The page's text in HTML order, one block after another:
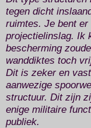
tegen dicht
ruimtes. Je bent
projectielinslag. Ik
bescherming
wanddiktes toch
Dit is zeker en
aanwezige
structuur. Dit zijn
enige militaire
publiek.